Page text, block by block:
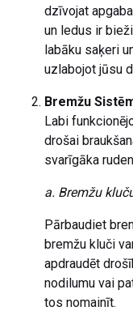
dzīvojat
un ledus ir
labāku saķeri
uzlabojot jūsu
Bremžu
Labi
drošai
svarīgāka
a. Bremžu
Pārbaudiet
bremžu kluči
apdraudēt
nodilumu vai
tos nomainīt.